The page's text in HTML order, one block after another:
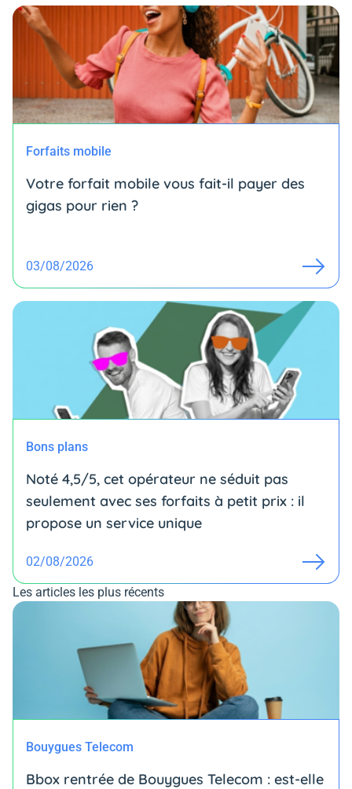
Forfaits mobile
Votre forfait mobile vous fait-il payer des
gigas pour rien ?
03/08/2026
Bons plans
Noté 4,5/5, cet opérateur ne séduit pas
seulement avec ses forfaits à petit prix : il
propose un service unique
02/08/2026
Les articles les plus récents
Bouygues Telecom
Bbox rentrée de Bouygues Telecom : est-elle